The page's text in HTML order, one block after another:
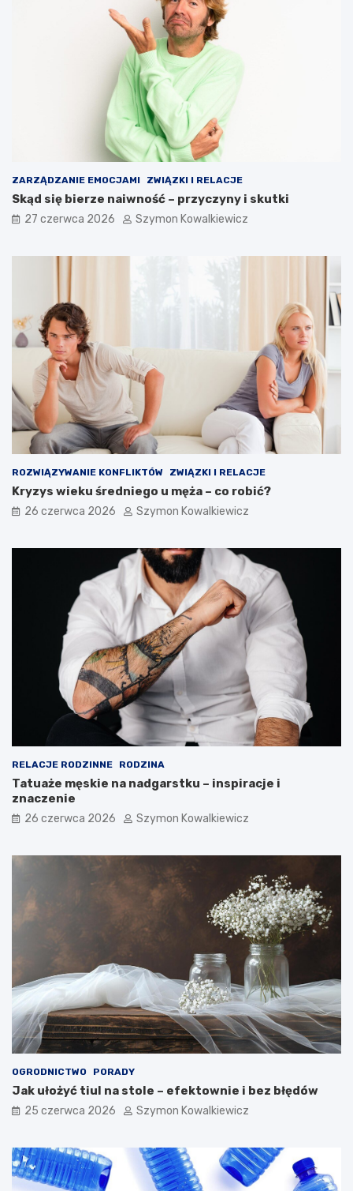
ZARZĄDZANIE EMOCJAMI ZWIĄZKI I RELACJE
Skąd się bierze naiwność – przyczyny i skutki
27 czerwca 2026 Szymon Kowalkiewicz
ROZWIĄZYWANIE KONFLIKTÓW ZWIĄZKI I RELACJE
Kryzys wieku średniego u męża – co robić?
26 czerwca 2026 Szymon Kowalkiewicz
RELACJE RODZINNE RODZINA
Tatuaże męskie na nadgarstku – inspiracje i
znaczenie
26 czerwca 2026 Szymon Kowalkiewicz
OGRODNICTWO PORADY
Jak ułożyć tiul na stole – efektownie i bez błędów
25 czerwca 2026 Szymon Kowalkiewicz